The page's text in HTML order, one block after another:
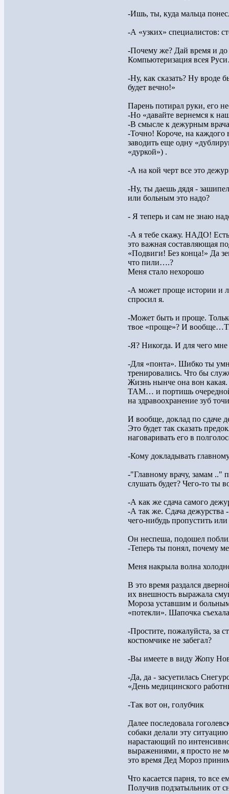
-Ишь, ты, куда мальца
-А «узких» специалистов:
-Почему же? Дай время и до
Компьютеризация всея
-Ну, как сказать? Ну вроде
будет вечно!»
Парень потирал руки, его
-Но «давайте вернемся к
-В смысле к дежурным
-Точно! Короче, на каждого
заводить еще одну
«дуркой») .
-А на кой черт все это
-Ну, ты даешь дядя -
или больным это надо?
- Я теперь и сам не знаю
-А я тебе скажу. НАДО!
это важная составляющая
«Подвиги! Без конца!» Да
что пили….?
Меня стало нехорошо
-А может проще истории и
спросил я.
-Может быть и проще.
твое «проще»? И
-Я? Никогда. И для чего мне
-Для «понта». Шибко ты
тренировались. Что бы
Жизнь нынче она вон
ТАМ… и портишь очередной
на здравоохранение зуб
И вообще, доклад по сдаче
Это будет так сказать
наговаривать его в
-Кому докладывать
-"Главному врачу, замам .."
слушать будет? Чего-то ты
-А как же сдача самого
-А так же. Сдача дежурства
чего-нибудь пропустить или
Он неспеша, подошел
-Теперь ты понял, почему
Меня накрыла волна
В это время раздался
их внешность выражала
Мороза уставшим и
«потекли». Шапочка
-Простите, пожалуйста, за
костюмчике не забегал?
-Вы имеете в виду Жопу
-Да, да - засуетилась
«День медицинского
-Так вот он, голубчик
Далее последовала
собаки делали эту
нарастающий по
выражениями, я просто не
это время Дед Мороз
Что касается парня, то все
Получив подзатыльник от